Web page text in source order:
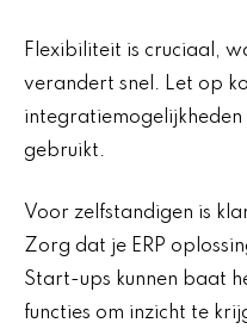
Flexibiliteit is cruciaal,
verandert snel. Let op
integratiemogelijkheden
gebruikt.
Voor zelfstandigen is
Zorg dat je ERP
Start-ups kunnen baat
functies om inzicht te